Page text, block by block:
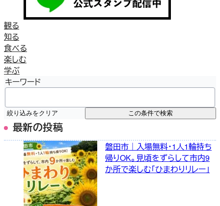
観る
知る
食べる
楽しむ
学ぶ
キーワード
絞り込みをクリア この条件で検索
最新の投稿
磐田市｜入場無料・1人1輪持ち
帰りOK。見頃をずらして市内9
か所で楽しむ「ひまわりリレー」